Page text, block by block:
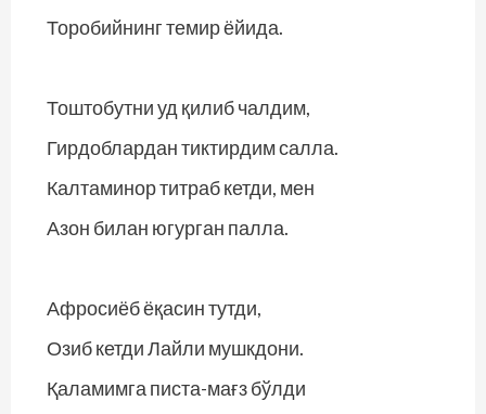
Торобийнинг темир ёйида.
Тоштобутни уд қилиб чалдим,
Гирдоблардан тиктирдим салла.
Калтаминор титраб кетди, мен
Азон билан югурган палла.
Афросиёб ёқасин тутди,
Озиб кетди Лайли мушкдони.
Қаламимга писта-мағз бўлди